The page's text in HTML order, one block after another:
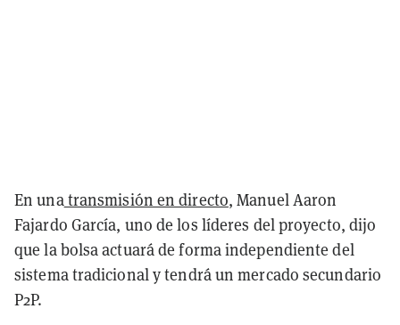
En unatransmisión en directo, Manuel Aaron
Fajardo García, uno de los líderes del proyecto, dijo
que la bolsa actuará de forma independiente del
sistema tradicional y tendrá un mercado secundario
P2P.